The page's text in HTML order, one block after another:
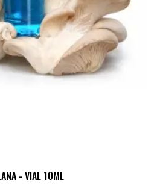
- VIAL 10ML